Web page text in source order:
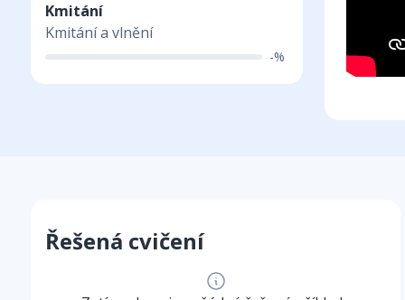
Kmitání
Kmitání a vlnění
-%
Řešená cvičení